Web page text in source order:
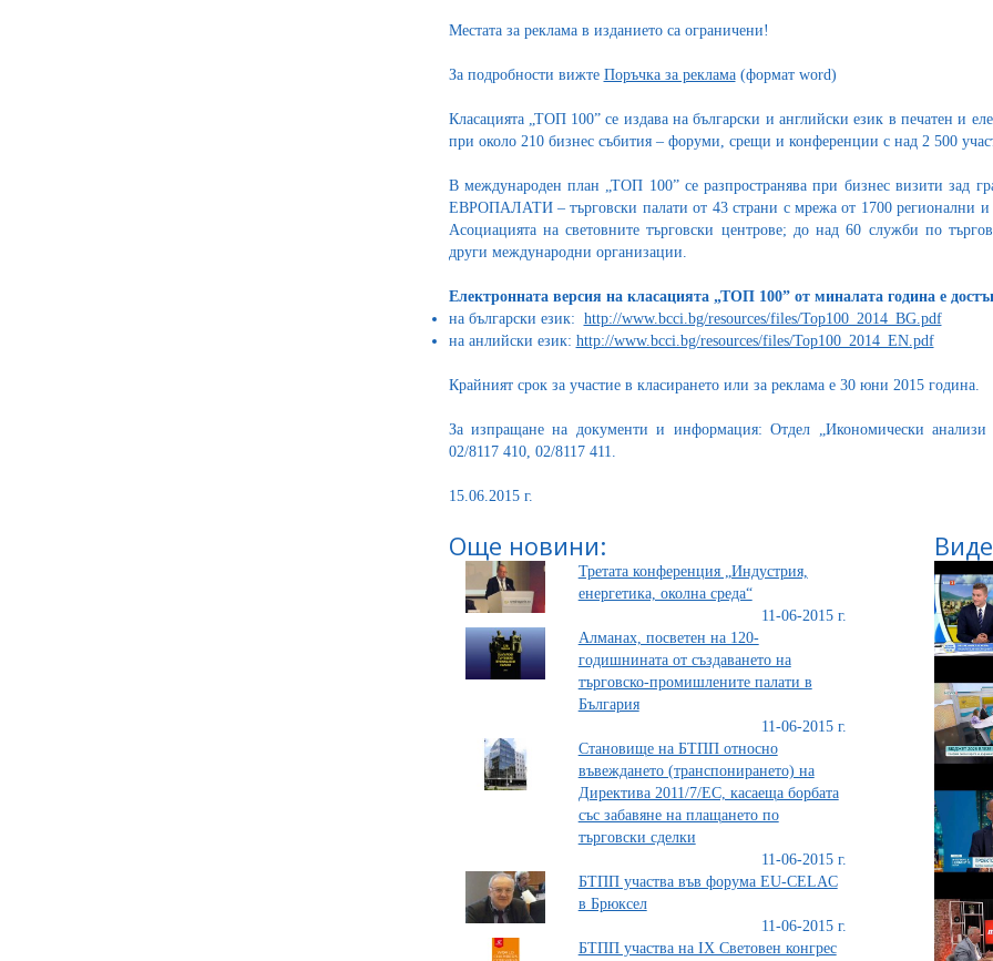
Местата за реклама в изданието са ограничени!
За подробности вижте Поръчка за реклама(формат word)
Класацията „ТОП 100” се издава на български и английски език в печатен и
при около 210 бизнес събития – форуми, срещи и конференции с над 2 500
В международен план „ТОП 100” се разпространява при бизнес визити зад
ЕВРОПАЛАТИ – търговски палати от 43 страни с мрежа от 1700 регионални
Асоциацията на световните търговски центрове; до над 60 служби по
други международни организации.
Електронната версия на класацията „ТОП 100” от миналата година е
на български език: http://www.bcci.bg/resources/files/Top100_2014_BG.pdf
на анлийски език: http://www.bcci.bg/resources/files/Top100_2014_EN.pdf
Крайният срок за участие в класирането или за реклама е 30 юни 2015 година.
За изпращане на документи и информация: Отдел „Икономически
02/8117 410, 02/8117 411.
15.06.2015 г.
Още новини:
Третата конференция „Индустрия,
енергетика, околна среда“
11-06-2015 г.
Алманах, посветен на 120-
годишнината от създаването на
търговско-промишлените палати в
България
11-06-2015 г.
Становище на БТПП относно
въвеждането (транспонирането) на
Директива 2011/7/ЕС, касаеща борбата
със забавяне на плащането по
търговски сделки
11-06-2015 г.
БТПП участва във форума EU-CELAC
в Брюксел
11-06-2015 г.
БТПП участва на IX Световен конгрес